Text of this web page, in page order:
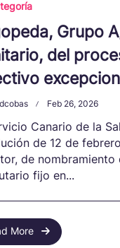
Grupo
del
Feb 26, 2026
Canario de la
de 12 de
de nombramiento
fijo en...
More